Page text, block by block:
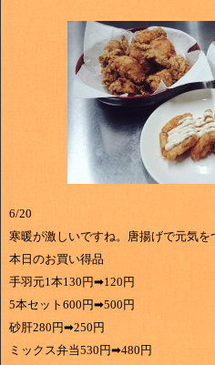
6/20
寒暖が激しいですね。唐揚げで元気を
本日のお買い得品
手羽元1本130円➡120円
5本セット600円➡500円
砂肝280円➡250円
ミックス弁当530円➡480円